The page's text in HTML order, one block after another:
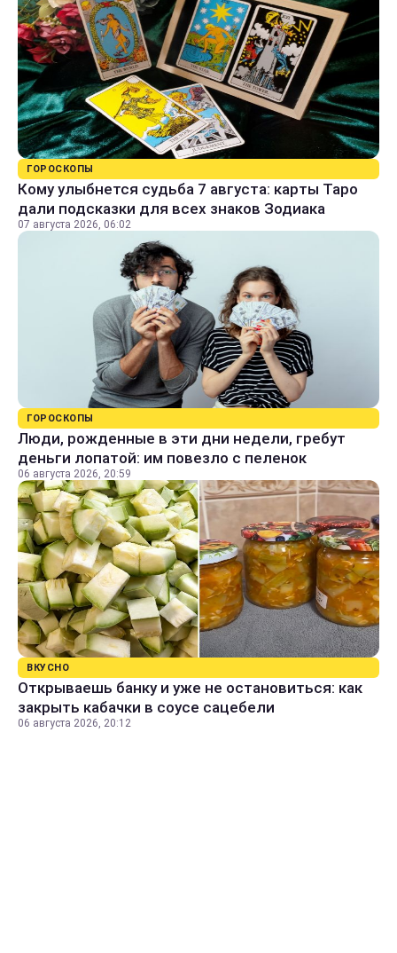
ГОРОСКОПЫ
Кому улыбнется судьба 7 августа: карты Таро
дали подсказки для всех знаков Зодиака
07 августа 2026, 06:02
ГОРОСКОПЫ
Люди, рожденные в эти дни недели, гребут
деньги лопатой: им повезло с пеленок
06 августа 2026, 20:59
ВКУСНО
Открываешь банку и уже не остановиться: как
закрыть кабачки в соусе сацебели
06 августа 2026, 20:12